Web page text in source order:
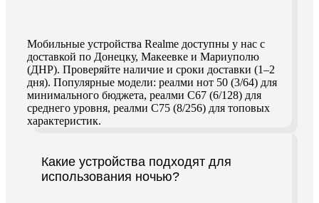
Мобильные устройства Realme доступны у нас с
доставкой по Донецку, Макеевке и Мариуполю
(ДНР). Проверяйте наличие и сроки доставки (1–2
дня). Популярные модели: реалми нот 50 (3/64) для
минимального бюджета, реалми C67 (6/128) для
среднего уровня, реалми C75 (8/256) для топовых
характеристик.
Какие устройства подходят для
использования ночью?